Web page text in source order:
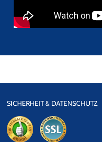
SICHERHEIT & DATENSCHUTZ